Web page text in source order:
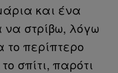
και ένα
στρίβω, λόγω
το περίπτερο
σπίτι, παρότι